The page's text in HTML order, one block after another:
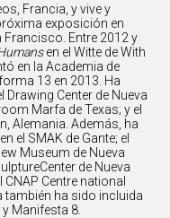
Francia, y vive y
exposición en
Francisco. Entre 2012 y
en el Witte de With
en la Academia de
13 en 2013. Ha
Center de Nueva
Marfa de Texas; y el
Alemania. Además, ha
el SMAK de Gante; el
Museum de Nueva
de Nueva
Centre national
también ha sido incluida
y Manifesta 8.